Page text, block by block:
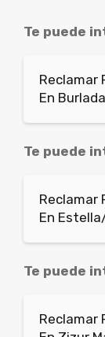
Te puede
Reclamar
En
Te puede
Reclamar
En
Te puede
Reclamar